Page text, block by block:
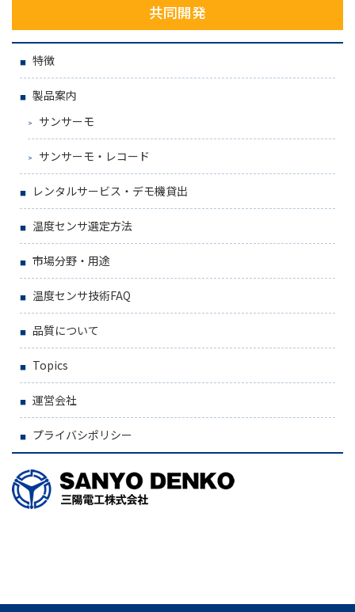
共同開発
特徴
製品案内
サンサーモ
サンサーモ・レコード
レンタルサービス・デモ機貸出
温度センサ選定方法
市場分野・用途
温度センサ技術FAQ
品質について
Topics
運営会社
プライバシポリシー